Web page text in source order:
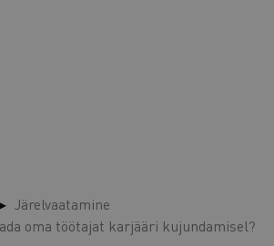
Järelvaatamine
oma töötajat karjääri kujundamisel?